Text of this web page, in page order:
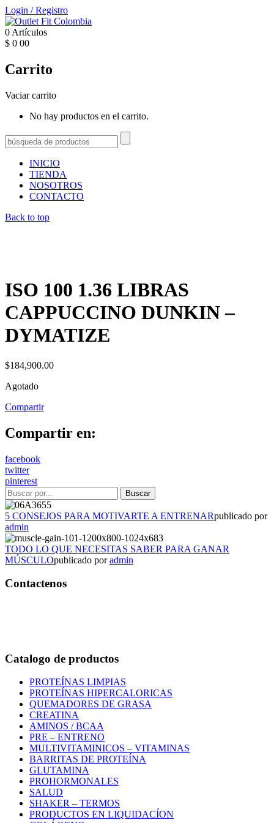
Login /Registro
0 Artículos
$ 0 00
Carrito
Vaciar carrito
No hay productos en el carrito.
INICIO
TIENDA
NOSOTROS
CONTACTO
Back to top
ISO 100 1.36 LIBRAS
CAPPUCCINO DUNKIN –
DYMATIZE
$184,900.00
Agotado
Compartir
Compartir en:
facebook
twitter
pinterest
5 CONSEJOS PARA MOTIVARTE A ENTRENARpublicado por
admin
TODO LO QUE NECESITAS SABER PARA GANAR
MÚSCULOpublicado poradmin
Contactenos
Catalogo de productos
PROTEÍNAS LIMPIAS
PROTEÍNAS HIPERCALORICAS
QUEMADORES DE GRASA
CREATINA
AMINOS / BCAA
PRE – ENTRENO
MULTIVITAMINICOS – VITAMINAS
BARRITAS DE PROTEÍNA
GLUTAMINA
PROHORMONALES
SALUD
SHAKER – TERMOS
PRODUCTOS EN LIQUIDACÍON